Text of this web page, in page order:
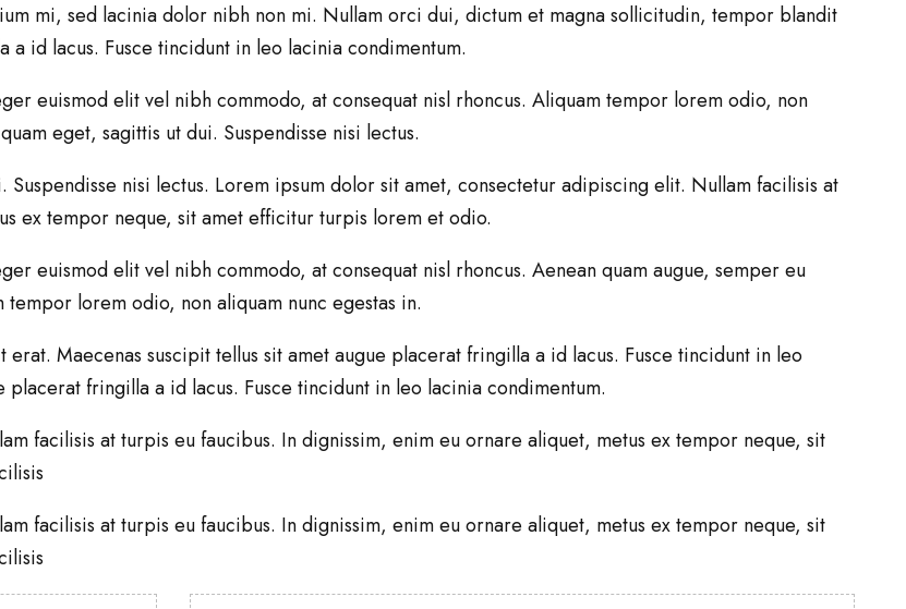
mi, sed lacinia dolor nibh non mi. Nullam orci dui, dictum et magna sollicitudin, tempor blandit
id lacus. Fusce tincidunt in leo lacinia condimentum.
euismod elit vel nibh commodo, at consequat nisl rhoncus. Aliquam tempor lorem odio, non
eget, sagittis ut dui. Suspendisse nisi lectus.
nisi lectus. Lorem ipsum dolor sit amet, consectetur adipiscing elit. Nullam facilisis at
ex tempor neque, sit amet efficitur turpis lorem et odio.
euismod elit vel nibh commodo, at consequat nisl rhoncus. Aenean quam augue, semper eu
lorem odio, non aliquam nunc egestas in.
Maecenas suscipit tellus sit amet augue placerat fringilla a id lacus. Fusce tincidunt in leo
fringilla a id lacus. Fusce tincidunt in leo lacinia condimentum.
facilisis at turpis eu faucibus. In dignissim, enim eu ornare aliquet, metus ex tempor neque, sit
facilisis at turpis eu faucibus. In dignissim, enim eu ornare aliquet, metus ex tempor neque, sit